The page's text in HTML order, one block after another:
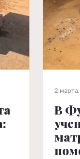
2
В